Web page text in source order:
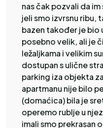
nas čak pozvali da
jeli smo izvrsnu ribu,
bazen također je bio
posebno velik, ali je
ležaljkama i velikim
dostupan s ulične
parking iza objekta
apartmanu nije bilo
(domaćica) bila je
operemo rublje u
imali smo prekrasan